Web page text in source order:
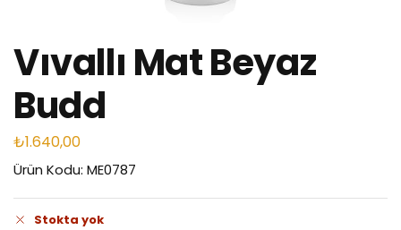
Vıvallı Mat Beyaz
Budd
₺1.640,00
Ürün Kodu: ME0787
Stokta yok